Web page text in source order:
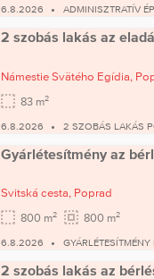
6.8.2026 ADMINISZTRATÍV
2 szobás lakás az
Námestie Svätého Egídia,
83 m2
6.8.2026 2 SZOBÁS LAKÁS
Gyárlétesítmény az
Svitská cesta, Poprad
800 m2 800 m2
6.8.2026
2 szobás lakás az